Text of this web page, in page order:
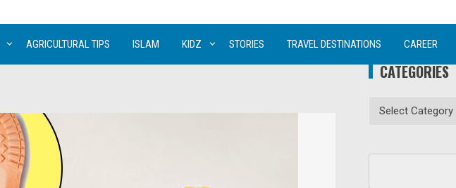
AGRICULTURAL TIPS ISLAM KIDZ STORIES TRAVEL DESTINATIONS CAREER
CATEGORIES
Categories